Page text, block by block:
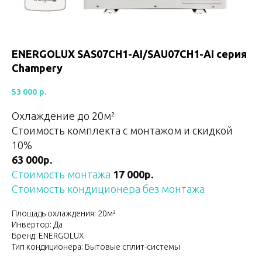
ENERGOLUX SAS07CH1-AI/SAU07CH1-AI серия
Champery
53 000 р.
Охлаждение до 20м²
Стоимость комплекта с монтажом и скидкой
10%
63 000р.
Стоимость монтажа 17 000р.
Стоимость кондиционера без монтажа
Площадь охлаждения: 20м²
Инвертор: Да
Бренд: ENERGOLUX
Тип кондиционера: Бытовые сплит-системы